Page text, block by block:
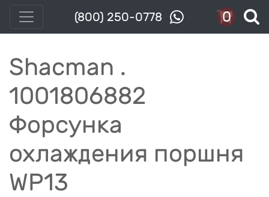
(800) 250-0778 0
Shacman .
1001806882
Форсунка
охлаждения поршня
WP13